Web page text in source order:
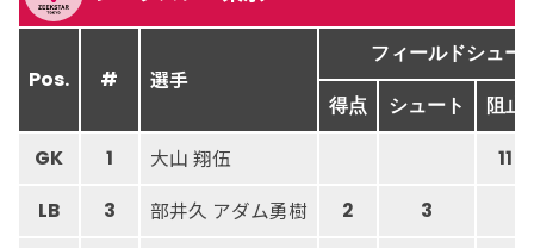
Pos. # 選手
フィールドシュー
得点 シュート 阻止
GK 1 大山 翔伍 11
LB 3 部井久 アダム勇樹 2 3